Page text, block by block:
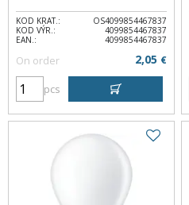
KOD KRAT.:
OS4099854467837
KOD VÝR.:
4099854467837
EAN.:
4099854467837
On order 2,05 €
pcs